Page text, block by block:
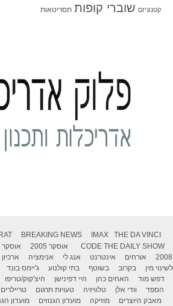
קטנוניזם שוברי קופות תסריטאות
BREAKING NEWS IMAX
THE DA VINCI
CODE THE DAILY SHOW אוסקר 2005 אוסקר 2006
2008
אורחים אינטרנט אנג לי אנימציה ארכיון
לשינוי מין
בקרוב בשוטף בתי קולנוע ג'יימס בונד
דפש מוד
האחים כהן היי דפינישן היצ'קוק/טריפו
הספד
וודי אלן טלוויזיה טעויות תרגום טריילרים
מאבק היוצרים
מוזיקה מועדון הגנוזים מועדון